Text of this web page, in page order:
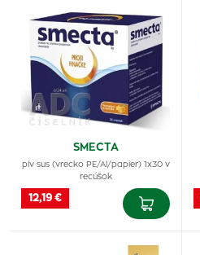
SMECTA
plv sus (vrecko PE/Al/papier) 1x30 v
recúšok
12,19 €